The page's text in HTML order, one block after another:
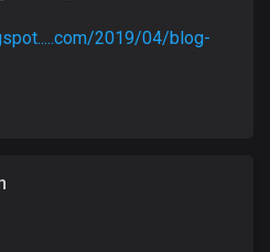
2019/04/blog-